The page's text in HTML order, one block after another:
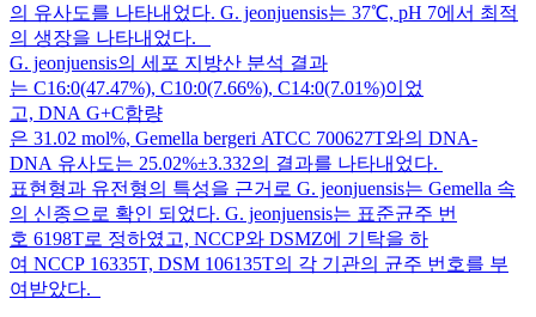
의 유사도를 나타내었다. G. jeonjuensis는 37℃, pH 7에서 최적
의 생장을 나타내었다.
G. jeonjuensis의 세포 지방산 분석 결과
는 C16:0(47.47%), C10:0(7.66%), C14:0(7.01%)이었
고, DNA G+C함량
은 31.02 mol%, Gemella bergeri ATCC 700627T와의 DNA-
DNA 유사도는 25.02%±3.332의 결과를 나타내었다.
표현형과 유전형의 특성을 근거로 G. jeonjuensis는 Gemella 속
의 신종으로 확인 되었다. G. jeonjuensis는 표준균주 번
호 6198T로 정하였고, NCCP와 DSMZ에 기탁을 하
여 NCCP 16335T, DSM 106135T의 각 기관의 균주 번호를 부
여받았다.